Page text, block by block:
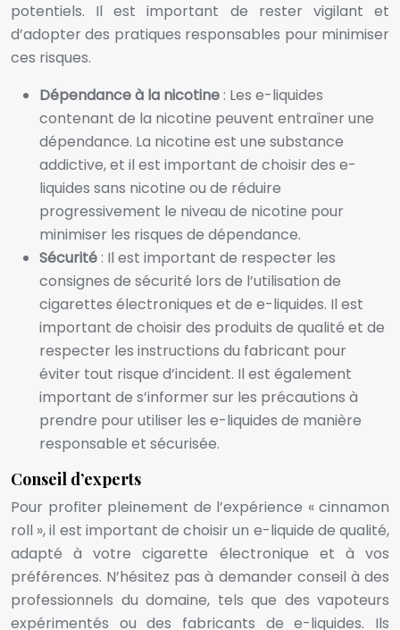
potentiels. Il est important de rester vigilant et
d’adopter des pratiques responsables pour minimiser
ces risques.
Dépendance à la nicotine : Les e-liquides
contenant de la nicotine peuvent entraîner une
dépendance. La nicotine est une substance
addictive, et il est important de choisir des e-
liquides sans nicotine ou de réduire
progressivement le niveau de nicotine pour
minimiser les risques de dépendance.
Sécurité : Il est important de respecter les
consignes de sécurité lors de l’utilisation de
cigarettes électroniques et de e-liquides. Il est
important de choisir des produits de qualité et de
respecter les instructions du fabricant pour
éviter tout risque d’incident. Il est également
important de s’informer sur les précautions à
prendre pour utiliser les e-liquides de manière
responsable et sécurisée.
Conseil d’experts
Pour profiter pleinement de l’expérience « cinnamon
roll », il est important de choisir un e-liquide de qualité,
adapté à votre cigarette électronique et à vos
préférences. N’hésitez pas à demander conseil à des
professionnels du domaine, tels que des vapoteurs
expérimentés ou des fabricants de e-liquides. Ils